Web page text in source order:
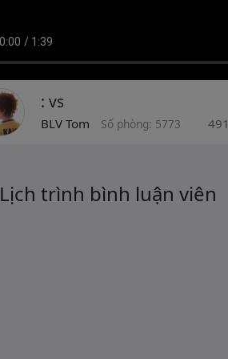
: vs
BLV Tom Số phòng: 5773
Lịch trình bình luận viên